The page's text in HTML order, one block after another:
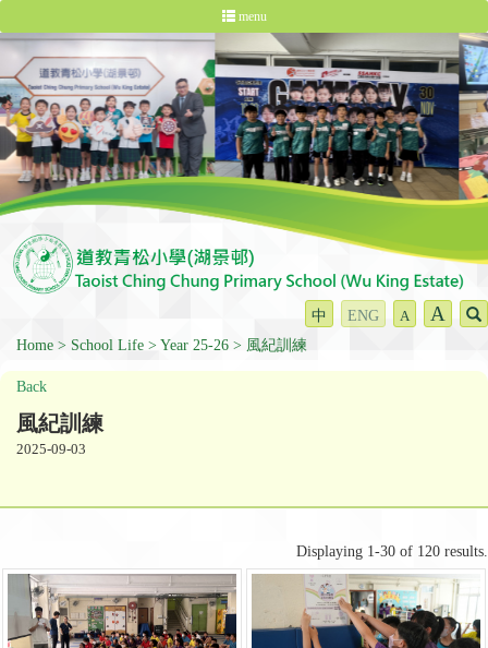
menu
中 ENG A A
Home School Life Year 25-26 風紀訓練
Back
風紀訓練
2025-09-03
Displaying 1-30 of 120 results.